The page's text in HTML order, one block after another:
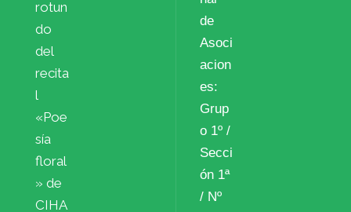
rotun
do
del
recita
l
«Poe
sía
floral
» de
CIHA
de
Asoci
acion
es:
Grup
o 1º /
Secci
ón 1ª
/ Nº